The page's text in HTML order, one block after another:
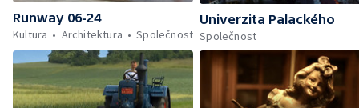
Runway 06-24
Kultura
Architektura Společnost
Univerzita Palackého
Společnost